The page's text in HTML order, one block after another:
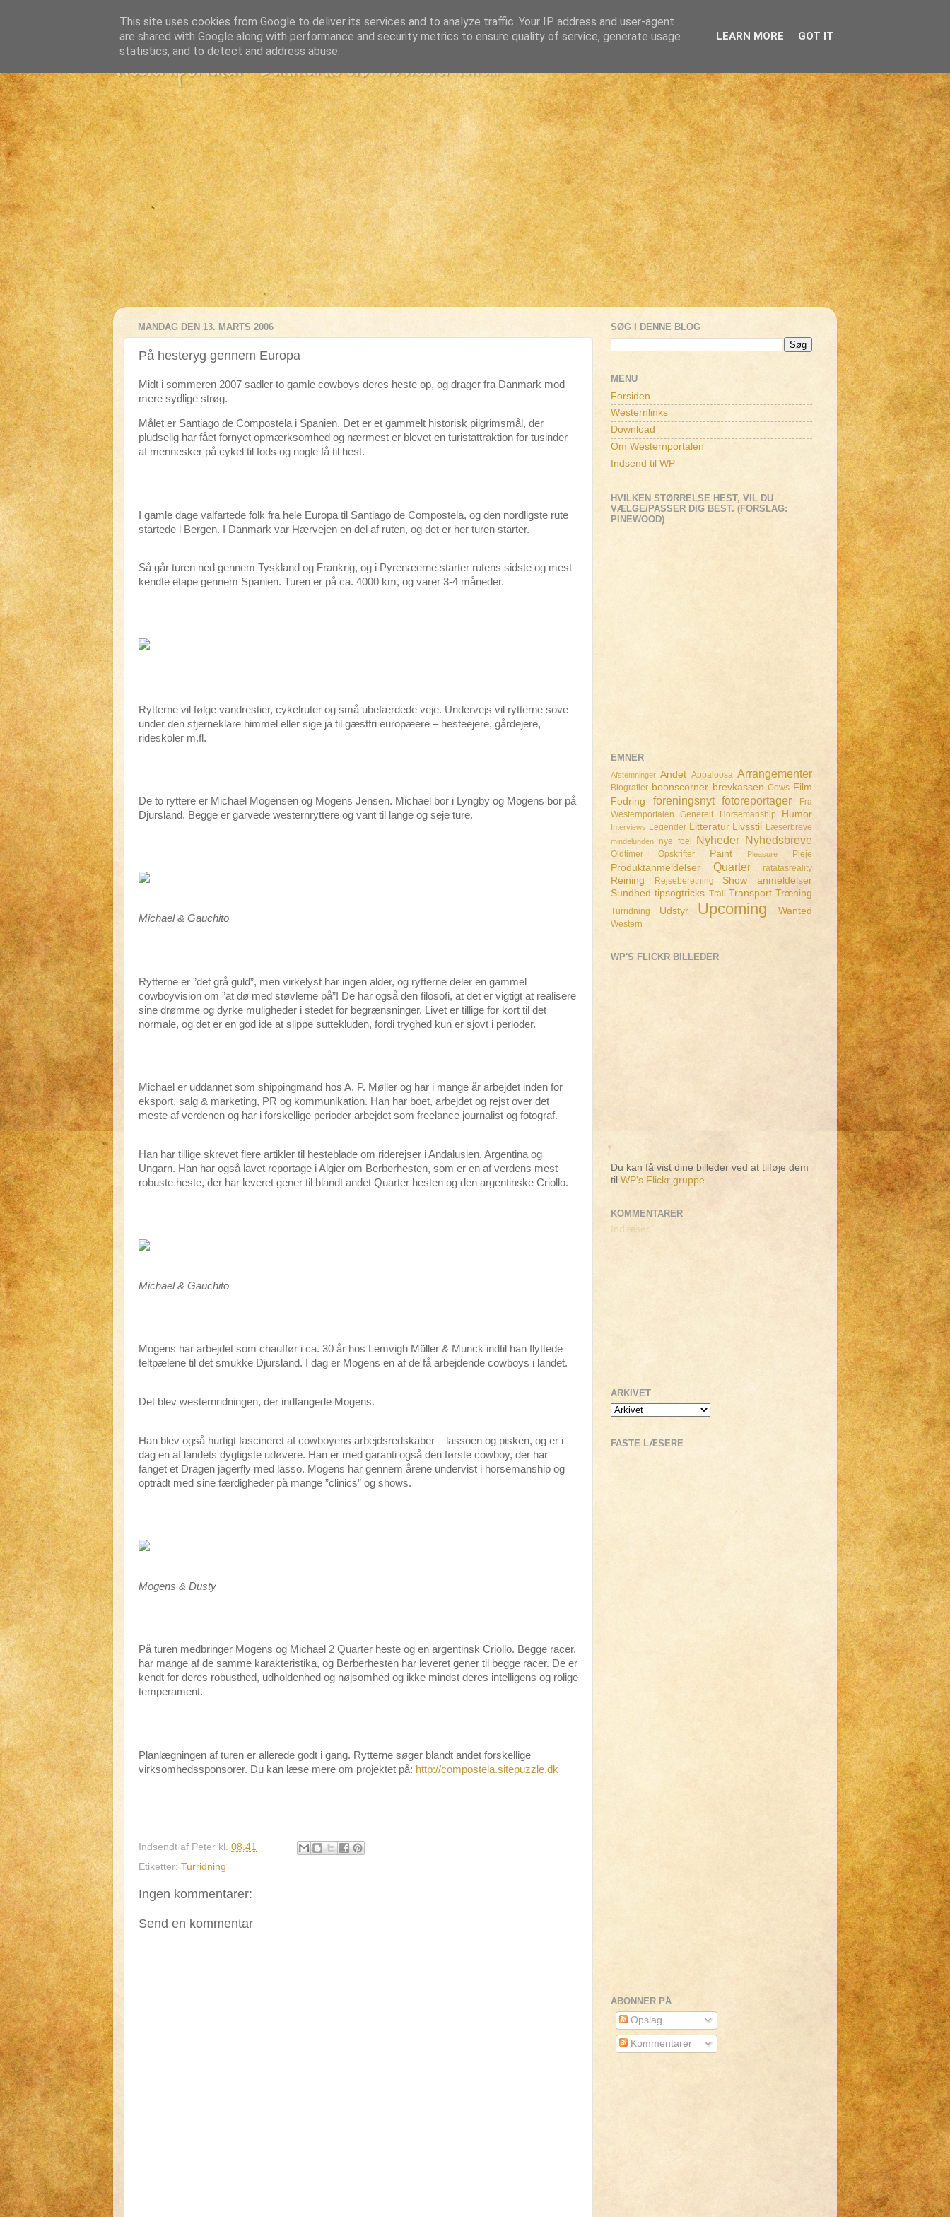
Westernportalen - Danmarks største westernsite...
MANDAG DEN 13. MARTS 2006
På hesteryg gennem Europa
Midt i sommeren 2007 sadler to gamle cowboys deres heste op, og drager fra Danmark mod
mere sydlige strøg.
Målet er Santiago de Compostela i Spanien. Det er et gammelt historisk pilgrimsmål, der
pludselig har fået fornyet opmærksomhed og nærmest er blevet en turistattraktion for tusinder
af mennesker på cykel til fods og nogle få til hest.
I gamle dage valfartede folk fra hele Europa til Santiago de Compostela, og den nordligste rute
startede i Bergen. I Danmark var Hærvejen en del af ruten, og det er her turen starter.
Så går turen ned gennem Tyskland og Frankrig, og i Pyrenæerne starter rutens sidste og mest
kendte etape gennem Spanien. Turen er på ca. 4000 km, og varer 3-4 måneder.
Rytterne vil følge vandrestier, cykelruter og små ubefærdede veje. Undervejs vil rytterne sove
under den stjerneklare himmel eller sige ja til gæstfri europæere – hesteejere, gårdejere,
rideskoler m.fl.
De to ryttere er Michael Mogensen og Mogens Jensen. Michael bor i Lyngby og Mogens bor på
Djursland. Begge er garvede westernryttere og vant til lange og seje ture.
Michael & Gauchito
Rytterne er ”det grå guld”, men virkelyst har ingen alder, og rytterne deler en gammel
cowboyvision om ”at dø med støvlerne på”! De har også den filosofi, at det er vigtigt at realisere
sine drømme og dyrke muligheder i stedet for begrænsninger. Livet er tillige for kort til det
normale, og det er en god ide at slippe suttekluden, fordi tryghed kun er sjovt i perioder.
Michael er uddannet som shippingmand hos A. P. Møller og har i mange år arbejdet inden for
eksport, salg & marketing, PR og kommunikation. Han har boet, arbejdet og rejst over det
meste af verdenen og har i forskellige perioder arbejdet som freelance journalist og fotograf.
Han har tillige skrevet flere artikler til hesteblade om riderejser i Andalusien, Argentina og
Ungarn. Han har også lavet reportage i Algier om Berberhesten, som er en af verdens mest
robuste heste, der har leveret gener til blandt andet Quarter hesten og den argentinske Criollo.
Michael & Gauchito
Mogens har arbejdet som chauffør i ca. 30 år hos Lemvigh Müller & Munck indtil han flyttede
teltpælene til det smukke Djursland. I dag er Mogens en af de få arbejdende cowboys i landet.
Det blev westernridningen, der indfangede Mogens.
Han blev også hurtigt fascineret af cowboyens arbejdsredskaber – lassoen og pisken, og er i
dag en af landets dygtigste udøvere. Han er med garanti også den første cowboy, der har
fanget et Dragen jagerfly med lasso. Mogens har gennem årene undervist i horsemanship og
optrådt med sine færdigheder på mange ”clinics” og shows.
Mogens & Dusty
På turen medbringer Mogens og Michael 2 Quarter heste og en argentinsk Criollo. Begge racer,
har mange af de samme karakteristika, og Berberhesten har leveret gener til begge racer. De er
kendt for deres robusthed, udholdenhed og nøjsomhed og ikke mindst deres intelligens og rolige
temperament.
Planlægningen af turen er allerede godt i gang. Rytterne søger blandt andet forskellige
virksomhedssponsorer. Du kan læse mere om projektet på: http://compostela.sitepuzzle.dk
Indsendt af Peter kl. 08.41
Etiketter: Turridning
Ingen kommentarer:
Send en kommentar
SØG I DENNE BLOG
MENU
Forsiden
Westernlinks
Download
Om Westernportalen
Indsend til WP
HVILKEN STØRRELSE HEST, VIL DU
VÆLGE/PASSER DIG BEST. (FORSLAG:
PINEWOOD)
EMNER
Afstemninger Andet Appaloosa Arrangementer
Biografier boonscorner brevkassen Cows Film
Fodring
foreningsnyt fotoreportager
Fra
Westernportalen
Generelt Horsemanship Humor
Interviews Legender Litteratur Livsstil Læserbreve
mindelunden nye_foel Nyheder Nyhedsbreve
Oldtimer Opskrifter Paint Pleasure Pleje
Produktanmeldelser Quarter ratatasreality
Reining Rejseberetning
Show anmeldelser
Sundhed tipsogtricks Trail Transport Træning
Turridning Udstyr Upcoming Wanted
Western
WP'S FLICKR BILLEDER
Du kan få vist dine billeder ved at tilføje dem
til WP's Flickr gruppe
KOMMENTARER
Indlæser...
ARKIVET
FASTE LÆSERE
ABONNER PÅ
Opslag
Kommentarer
This site uses cookies from Google to deliver its services and to analyze traffic. Your IP address and user-agent
are shared with Google along with performance and security metrics to ensure quality of service, generate usage
statistics, and to detect and address abuse.
LEARN MORE GOT IT